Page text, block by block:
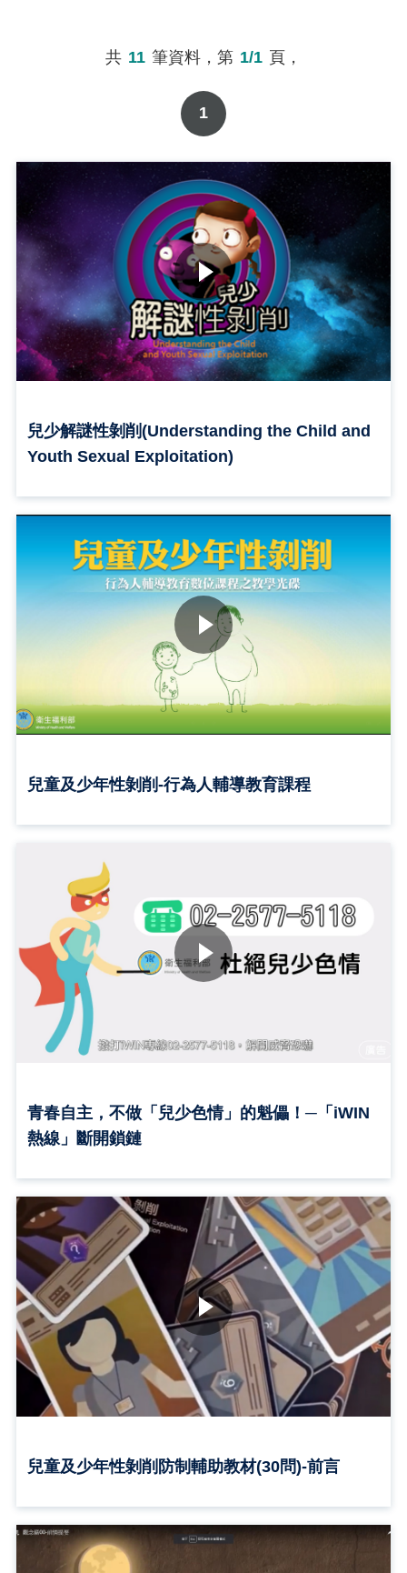
共 11 筆資料，第 1/1 頁，
1
兒少解謎性剝削(Understanding the Child and
Youth Sexual Exploitation)
兒童及少年性剝削-行為人輔導教育課程
青春自主，不做「兒少色情」的魁儡！─「iWIN
熱線」斷開鎖鏈
兒童及少年性剝削防制輔助教材(30問)-前言